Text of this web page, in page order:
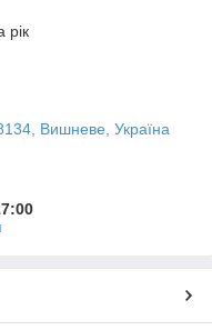
рік
Вишневе, Україна